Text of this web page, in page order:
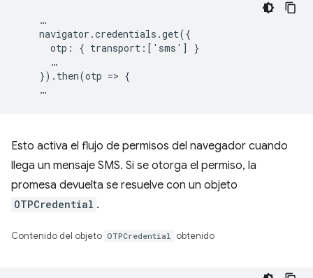
    …
    navigator.credentials.get({
      otp: { transport:['sms'] }
      …
    }).then(otp => {
Esto activa el flujo de permisos del navegador cuando
llega un mensaje SMS. Si se otorga el permiso, la
promesa devuelta se resuelve con un objeto
OTPCredential .
Contenido del objeto OTPCredential obtenido